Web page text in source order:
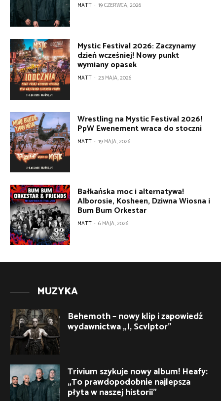
MATT - 19 CZERWCA, 2026
Mystic Festival 2026: Zaczynamy
dzień wcześniej! Nowy punkt
wymiany opasek
MATT - 23 MAJA, 2026
Wrestling na Mystic Festival 2026!
PpW Ewenement wraca do stoczni
MATT - 19 MAJA, 2026
Bałkańska moc i alternatywa!
Alborosie, Kosheen, Dziwna Wiosna i
Bum Bum Orkestar
MATT - 6 MAJA, 2026
MUZYKA
Behemoth – nowy klip i zapowiedź
wydawnictwa „I, Scvlptor”
Trivium szykuje nowy album! Heafy:
„To prawdopodobnie najlepsza
płyta w naszej historii”